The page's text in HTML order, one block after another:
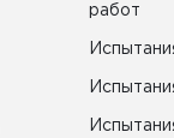
работ